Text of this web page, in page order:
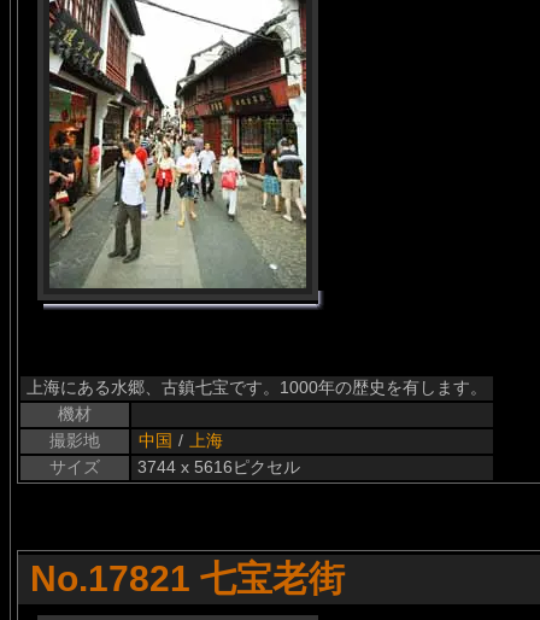
上海にある水郷、古鎮七宝です。1000年の歴史を有します。
機材
撮影地
中国 /
上海
サイズ
3744 x 5616ピクセル
No.17821 七宝老街